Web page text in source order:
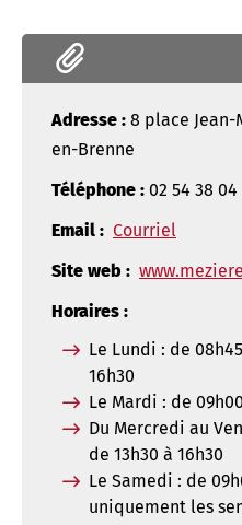
Adresse : 8 place Jean-
en-Brenne
Téléphone : 02 54 38 04
Email : Courriel
Site web :
Horaires :
Le Lundi : de
16h30
Le Mardi : de
Du Mercredi au
de 13h30 à 16h30
Le Samedi : de
uniquement les